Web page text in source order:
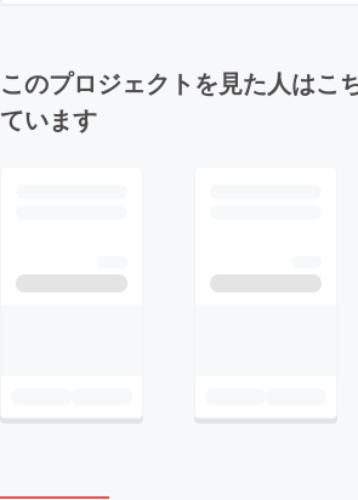
このプロジェクトを見た人はこ
ています